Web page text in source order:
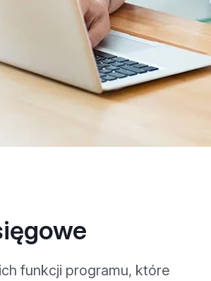
funkcji programu, które